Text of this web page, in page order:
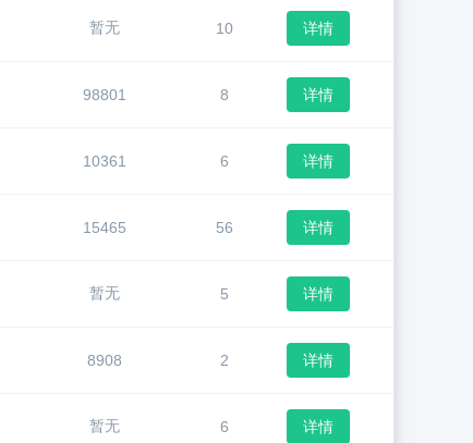
暂无 10 详情
98801 8 详情
10361 6 详情
15465 56 详情
暂无 5 详情
8908 2 详情
暂无 6 详情